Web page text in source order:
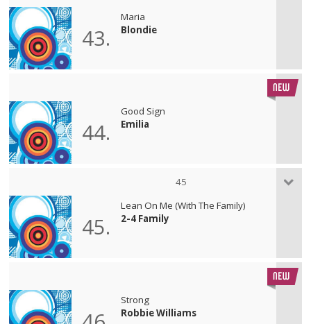
43.
Maria
Blondie
44.
Good Sign
Emilia
45
45.
Lean On Me (With The Family)
2-4 Family
Strong
Robbie Williams